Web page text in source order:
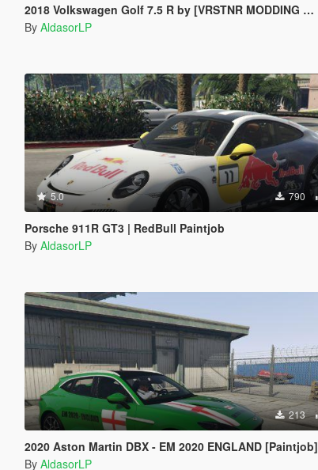
2018 Volkswagen Golf 7.5 R by [VRSTNR MODDING TEAM] - Driving School [Paintjob]
By AldasorLP
5.0 790
Porsche 911R GT3 | RedBull Paintjob
By AldasorLP
213
2020 Aston Martin DBX - EM 2020 ENGLAND [Paintjob]
By AldasorLP